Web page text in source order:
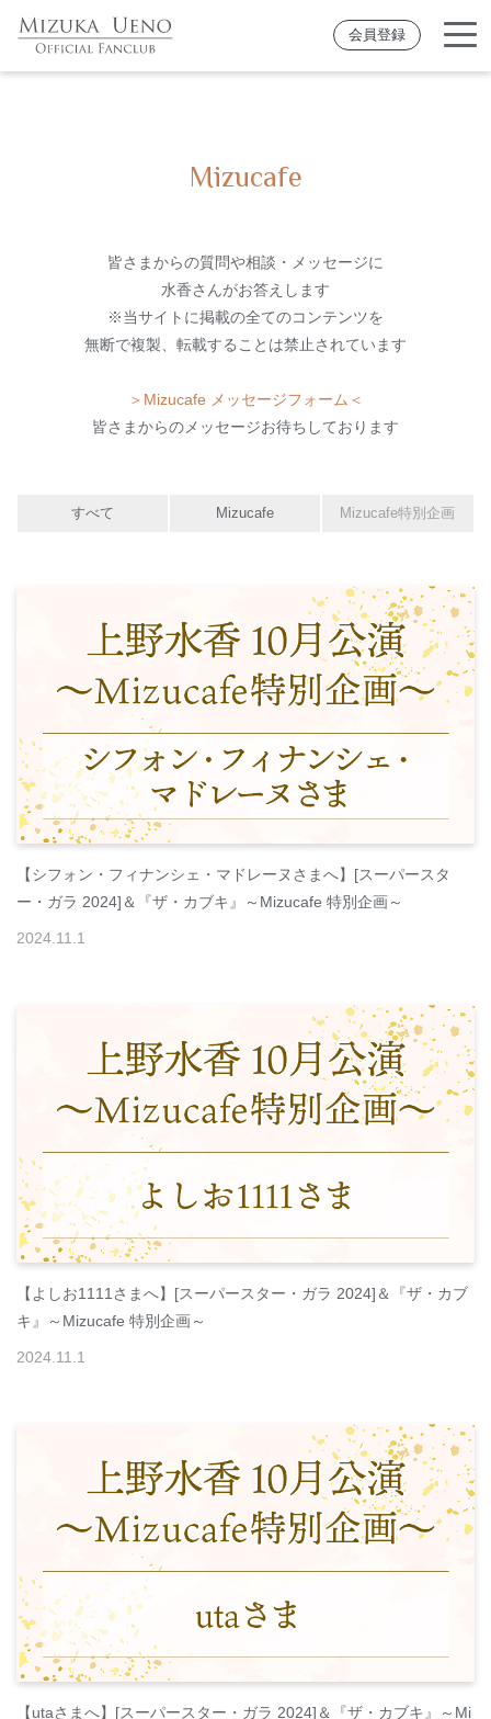
会員登録
Mizucafe
皆さまからの質問や相談・メッセージに
水香さんがお答えします
※当サイトに掲載の全てのコンテンツを
無断で複製、転載することは禁止されています
＞Mizucafe メッセージフォーム＜
皆さまからのメッセージお待ちしております
すべて Mizucafe Mizucafe特別企画
【シフォン・フィナンシェ・マドレーヌさまへ】[スーパースタ
ー・ガラ 2024]＆『ザ・カブキ』～Mizucafe 特別企画～
2024 11 1
【よしお1111さまへ】[スーパースター・ガラ 2024]＆『ザ・カブ
キ』～Mizucafe 特別企画～
2024.11.1
【utaさまへ】[スーパースター・ガラ 2024]＆『ザ・カブキ』～Mi